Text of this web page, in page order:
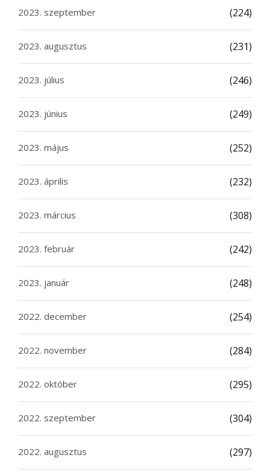
2023. szeptember (224)
2023. augusztus (231)
2023. július (246)
2023. június (249)
2023. május (252)
2023. április (232)
2023. március (308)
2023. február (242)
2023. január (248)
2022. december (254)
2022. november (284)
2022. október (295)
2022. szeptember (304)
2022. augusztus (297)